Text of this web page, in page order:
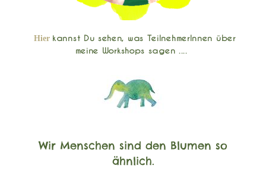
Hier kannst Du sehen, was TeilnehmerInnen über
meine Workshops sagen ....
Wir Menschen sind den Blumen so
ähnlich.